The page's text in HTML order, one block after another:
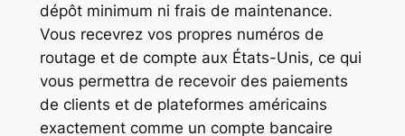
dépôt minimum ni frais de maintenance.
Vous recevrez vos propres numéros de
routage et de compte aux États-Unis, ce qui
vous permettra de recevoir des paiements
de clients et de plateformes américains
exactement comme un compte bancaire